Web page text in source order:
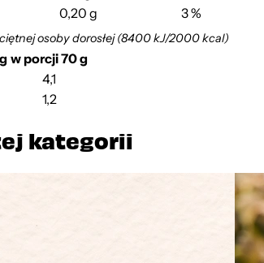
0,20 g 3 %
osoby dorosłej (8400 kJ/2000 kcal)
w porcji 70 g
4,1
1,2
kategorii